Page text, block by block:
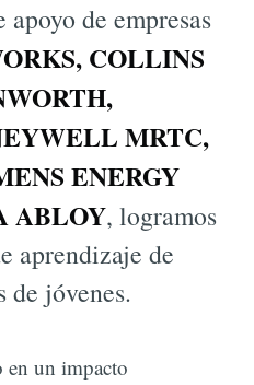
de empresas
COLLINS
MRTC,
ENERGY
ABLOY, logramos
aprendizaje de
de jóvenes.
en un impacto